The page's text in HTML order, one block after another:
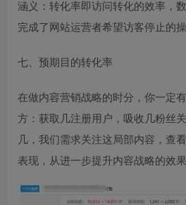
涵义：转化率即访问转化的效率，
完成了网站运营者希望访客停止的操
七、预期目的转化率
在做内容营销战略的时分，你一定
方：获取几注册用户，吸收几粉丝
几，我们需求关注这局部内容，查
表现，从进一步提升内容战略的效果